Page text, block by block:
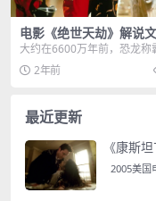
电影《绝世天劫》解说
大约在6600万年前，恐龙称
的时代，一块10公里左右大的
石，它以几万枚核...
2年前
最近更新
《康斯
2005美国